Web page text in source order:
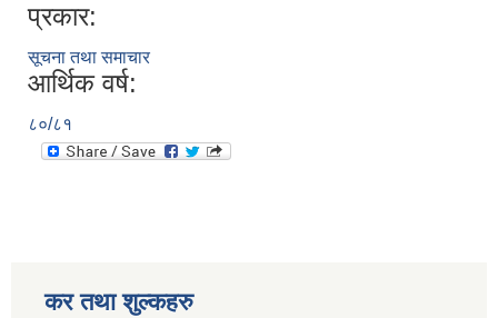
प्रकार:
सूचना तथा समाचार
आर्थिक वर्ष:
८०/८१
कर तथा शुल्कहरु